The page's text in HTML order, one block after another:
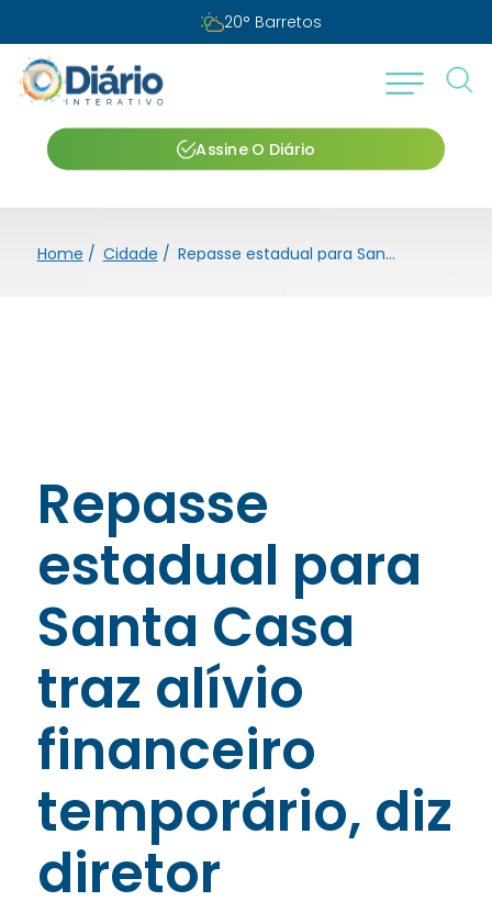
Quinta-feira, 06 de agosto de 2026
Assine O Diário
Home / Cidade / Repasse estadual para Santa Casa traz alívio financeiro temporário, diz diretor
Repasse
estadual para
Santa Casa
traz alívio
financeiro
temporário, diz
diretor